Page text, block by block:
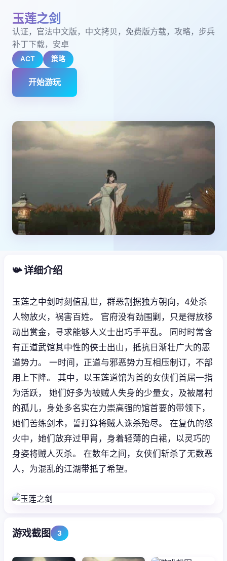
玉莲之剑
认证，官法中文版，中文拷贝，免费版方载，攻略，步兵
补丁下载，安卓
ACT 策略
开始游玩
📯 详细介绍
玉莲之中剑时刻值乱世，群恶割据独方朝向，4处杀
人物放火，祸害百姓。 官府没有劲围剿，只是得放移
动出赏金，寻求能够人义士出巧手平乱。 同时时常含
有正道武馆其中性的侠士出山，抵抗日渐壮广大的恶
道势力。 一时间，正道与邪恶势力互相压制订，不部
用上下降。 其中，以玉莲道馆为首的女侠们首屈一指
为活跃， 她们好多为被贼人失身的少量女，及被屠村
的孤儿，身处多名实在力崇高强的馆首要的带领下，
她们苦练剑术，誓打算将贼人诛杀殆尽。 在复仇的怒
火中，她们放弃过甲胄，身着轻薄的白裙，以灵巧的
身姿将贼人灭杀。 在数年之间，女侠们斩杀了无数恶
人，为混乱的江湖带抵了希望。
游戏截图 3